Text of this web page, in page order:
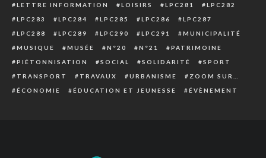
LETTRE INFORMATION
LOISIRS LPC281
LPC282
LPC283
LPC284 LPC285 LPC286
LPC287
LPC288
LPC289 LPC290 LPC291
MUNICIPALITÉ
MUSIQUE
MUSÉE N°20 N°21
PATRIMOINE
PIÉTONNISATION
SOCIAL SOLIDARITÉ
SPORT
TRANSPORT
TRAVAUX URBANISME
ZOOM SUR…
ÉCONOMIE
ÉDUCATION ET JEUNESSE ÉVÈNEMENT